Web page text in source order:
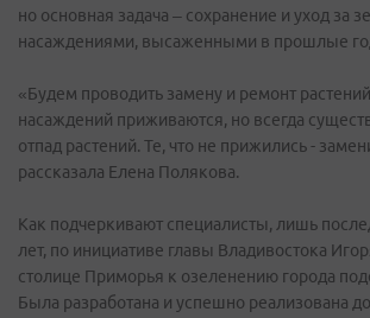
но основная задача – сохранение и уход за
насаждениями, высаженными в прошлые
«Будем проводить замену и ремонт
насаждений приживаются, но всегда
отпад растений. Те, что не прижились -
рассказала Елена Полякова.
Как подчеркивают специалисты, лишь
лет, по инициативе главы Владивостока
столице Приморья к озеленению города
Была разработана и успешно реализована